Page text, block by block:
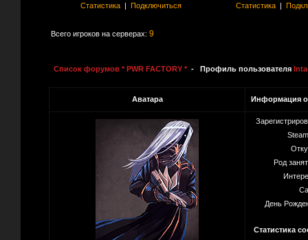
Статистика| Подключиться
Статистика|
Всего игроков на серверах: 9
Список форумов * PWR FACTORY * - Профиль пользователя
Аватара Информация о
Род
День
Статистика